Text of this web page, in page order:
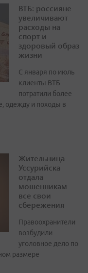
ВТБ: россияне
увеличивают
расходы на
спорт и
здоровый образ
жизни
С января по июль
клиенты ВТБ
потратили более
одежду и походы в
Жительница
Уссурийска
отдала
мошенникам
все свои
сбережения
Правоохранители
возбудили
уголовное дело по
размере